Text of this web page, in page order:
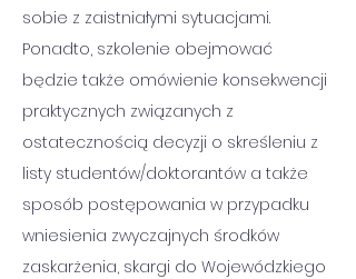
sobie z zaistniałymi sytuacjami.
Ponadto, szkolenie obejmować
będzie także omówienie konsekwencji
praktycznych związanych z
ostatecznością decyzji o skreśleniu z
listy studentów/doktorantów a także
sposób postępowania w przypadku
wniesienia zwyczajnych środków
zaskarżenia, skargi do Wojewódzkiego